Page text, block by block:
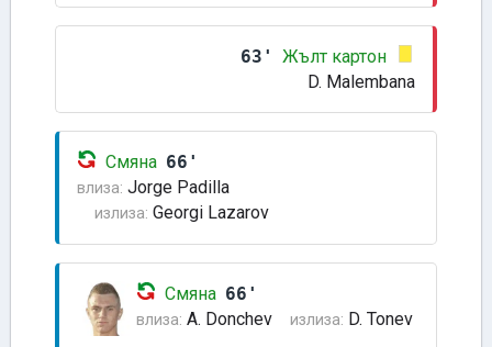
63'
Жълт картон
D. Malembana
Смяна 66'
влиза: Jorge Padilla
излиза: Georgi Lazarov
Смяна 66'
влиза: A. Donchev излиза: D. Tonev